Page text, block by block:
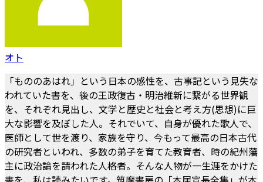
オト
「もののあはれ」という日本の感性を、古事記という見失な
われていた書を、後の王政復古・明治維新に繋がる世界観
を、それぞれ見出し、文学と歴史と社会と考え方(思想)に巨
大な影響を及ぼした人。それでいて、自身が優れた歌人で、
医師として世を渡り、家族を守り、今もって最高の日本古代
の研究者といわれ、多数の弟子を育てた教育者、時の紀州藩
主に政治論を請われた人格者。そんな人物が一生涯をかけた